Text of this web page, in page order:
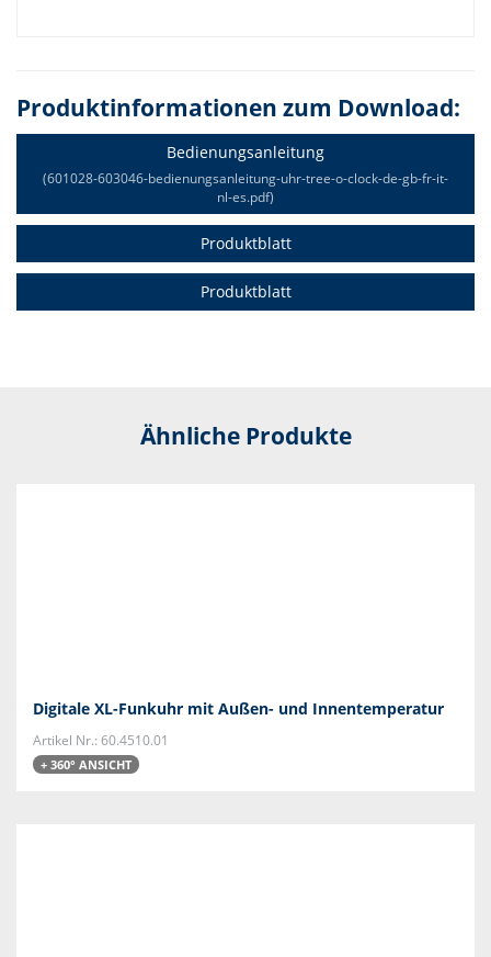
Produktinformationen zum Download:
Bedienungsanleitung
(601028-603046-bedienungsanleitung-uhr-tree-o-clock-de-gb-fr-it-
nl-es.pdf)
Produktblatt
Produktblatt
Ähnliche Produkte
Digitale XL-Funkuhr mit Außen- und Innentemperatur
Artikel Nr.: 60.4510.01
+ 360° ANSICHT